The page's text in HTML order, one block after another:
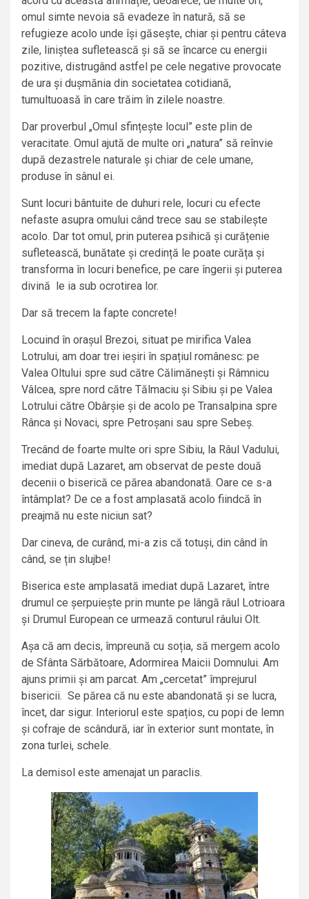
omul simte nevoia să evadeze în natură, să se
refugieze acolo unde își găsește, chiar și pentru câteva
zile, liniștea sufletească și să se încarce cu energii
pozitive, distrugând astfel pe cele negative provocate
de ura și dușmănia din societatea cotidiană,
tumultuoasă în care trăim în zilele noastre.
Dar proverbul „Omul sfințește locul” este plin de
veracitate. Omul ajută de multe ori „natura” să reînvie
după dezastrele naturale și chiar de cele umane,
produse în sânul ei.
Sunt locuri bântuite de duhuri rele, locuri cu efecte
nefaste asupra omului când trece sau se stabilește
acolo. Dar tot omul, prin puterea psihică și curățenie
sufletească, bunătate și credință le poate curăța și
transforma în locuri benefice, pe care îngerii și puterea
divină le ia sub ocrotirea lor.
Dar să trecem la fapte concrete!
Locuind în orașul Brezoi, situat pe mirifica Valea
Lotrului, am doar trei ieșiri în spațiul românesc: pe
Valea Oltului spre sud către Călimănești și Râmnicu
Vâlcea, spre nord către Tălmaciu și Sibiu și pe Valea
Lotrului către Obârșie și de acolo pe Transalpina spre
Rânca și Novaci, spre Petroșani sau spre Sebeș.
Trecând de foarte multe ori spre Sibiu, la Râul Vadului,
imediat după Lazaret, am observat de peste două
decenii o biserică ce părea abandonată. Oare ce s-a
întâmplat? De ce a fost amplasată acolo fiindcă în
preajmă nu este niciun sat?
Dar cineva, de curând, mi-a zis că totuși, din când în
când, se țin slujbe!
Biserica este amplasată imediat după Lazaret, între
drumul ce șerpuiește prin munte pe lângă râul Lotrioara
și Drumul European ce urmează conturul râului Olt.
Așa că am decis, împreună cu soția, să mergem acolo
de Sfânta Sărbătoare, Adormirea Maicii Domnului. Am
ajuns primii și am parcat. Am „cercetat” împrejurul
bisericii. Se părea că nu este abandonată și se lucra,
încet, dar sigur. Interiorul este spațios, cu popi de lemn
și cofraje de scândură, iar în exterior sunt montate, în
zona turlei, schele.
La demisol este amenajat un paraclis.